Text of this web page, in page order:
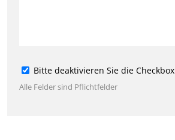
Bitte deaktivieren Sie die Checkbox
Alle Felder sind Pflichtfelder